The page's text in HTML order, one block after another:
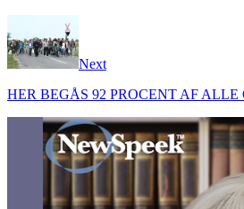
Next
HER BEGÅS 92 PROCENT AF